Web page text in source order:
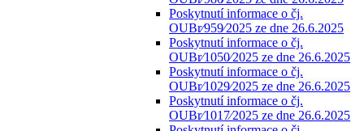
Poskytnutí informace o čj.
OUBr⁄959⁄2025 ze dne 26.6.2025
Poskytnutí informace o čj.
OUBr⁄1050⁄2025 ze dne 26.6.2025
Poskytnutí informace o čj.
OUBr⁄1029⁄2025 ze dne 26.6.2025
Poskytnutí informace o čj.
OUBr⁄1017⁄2025 ze dne 26.6.2025